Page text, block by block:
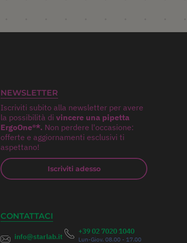
NEWSLETTER
Iscriviti subito alla newsletter per avere
la possibilità di vincere una pipetta
ErgoOne®*. Non perdere l'occasione:
offerte e aggiornamenti esclusivi ti
aspettano!
Iscriviti adesso
CONTATTACI
info@starlab.it
+39 02 7020 1040
Lun-Giov. 08.00 - 17.00